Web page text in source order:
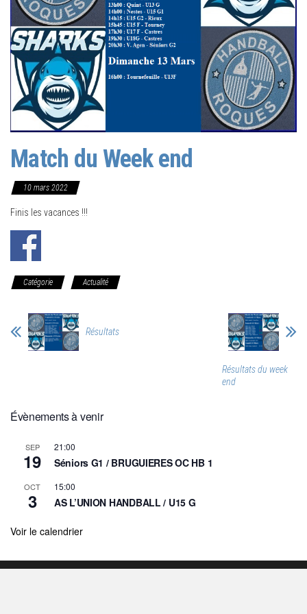
Match du Week end
10 mars 2022
Finis les vacances !!!
Catégorie Actualité
Résultats
Résultats du week
end
Évènements à venir
SEP
19
21:00
Séniors G1 / BRUGUIERES OC HB 1
OCT
3
15:00
AS L’UNION HANDBALL / U15 G
Voir le calendrier